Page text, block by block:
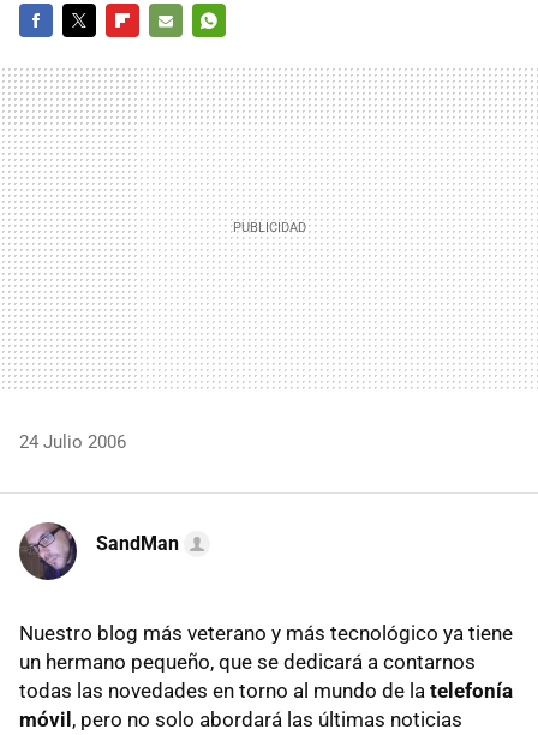
MAIL
24 Julio 2006
SandMan
Nuestro blog más veterano y más tecnológico ya tiene
un hermano pequeño, que se dedicará a contarnos
todas las novedades en torno al mundo de la telefonía
móvil , pero no solo abordará las últimas noticias